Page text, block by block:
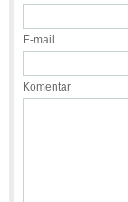
E-mail
Komentar